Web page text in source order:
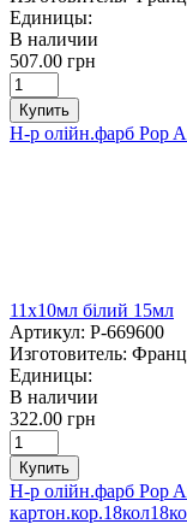
Единицы:
В наличии
507.00 грн
Купить
Н-р олійн.фарб Pop
11х10мл білий 15мл
Артикул: P-669600
Изготовитель:
Единицы:
В наличии
322.00 грн
Купить
Н-р олійн.фарб Pop